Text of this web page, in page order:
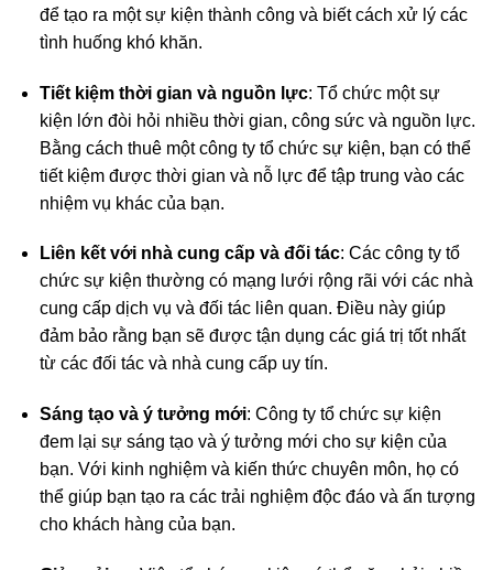
để tạo ra một sự kiện thành công và biết cách xử lý các
tình huống khó khăn.
Tiết kiệm thời gian và nguồn lực: Tổ chức một sự
kiện lớn đòi hỏi nhiều thời gian, công sức và nguồn lực.
Bằng cách thuê một công ty tổ chức sự kiện, bạn có thể
tiết kiệm được thời gian và nỗ lực để tập trung vào các
nhiệm vụ khác của bạn.
Liên kết với nhà cung cấp và đối tác: Các công ty tổ
chức sự kiện thường có mạng lưới rộng rãi với các nhà
cung cấp dịch vụ và đối tác liên quan. Điều này giúp
đảm bảo rằng bạn sẽ được tận dụng các giá trị tốt nhất
từ các đối tác và nhà cung cấp uy tín.
Sáng tạo và ý tưởng mới: Công ty tổ chức sự kiện
đem lại sự sáng tạo và ý tưởng mới cho sự kiện của
bạn. Với kinh nghiệm và kiến thức chuyên môn, họ có
thể giúp bạn tạo ra các trải nghiệm độc đáo và ấn tượng
cho khách hàng của bạn.